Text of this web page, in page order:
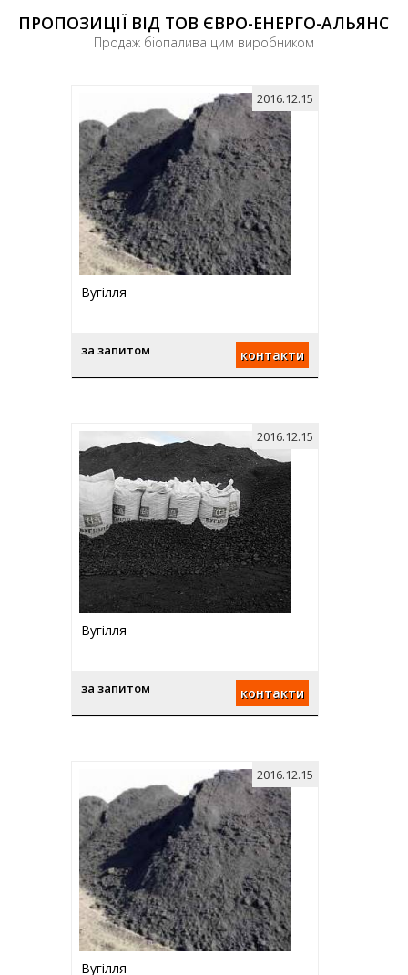
ПРОПОЗИЦІЇ ВІД ТОВ ЄВРО-ЕНЕРГО-АЛЬЯНС
Продаж біопалива цим виробником
Вугілля
за запитом контакти
2016.12.15
Вугілля
за запитом контакти
2016.12.15
Вугілля
2016.12.15